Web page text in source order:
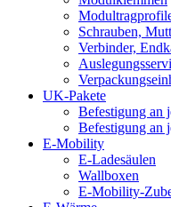
Schrauben,
Verbinder,
UK-Pakete
Befestigung an
Befestigung an
E-Mobility
E-Ladesäulen
Wallboxen
E-Mobility-